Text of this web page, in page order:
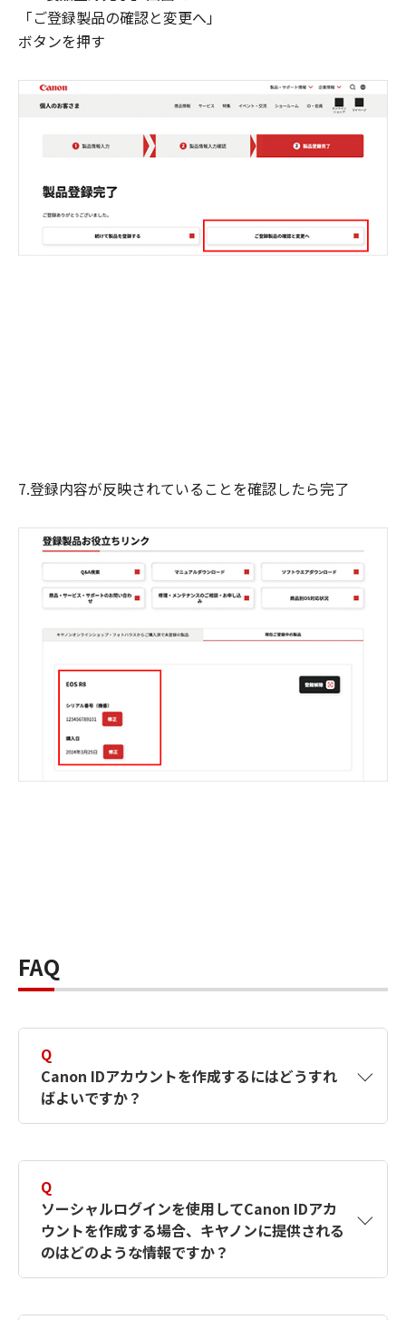
「ご登録製品の確認と変更へ」
ボタンを押す
7.登録内容が反映されていることを確認したら完了
FAQ
Q
Canon IDアカウントを作成するにはどうすれ
ばよいですか？
す。詳しい作成方法は【カメラ】Canon IDとは
何ですか？Canon IDの作成方法は？をご確認く
ださい。
Q
ソーシャルログインを使用してCanon IDアカ
ウントを作成する場合、キヤノンに提供される
のはどのような情報ですか？